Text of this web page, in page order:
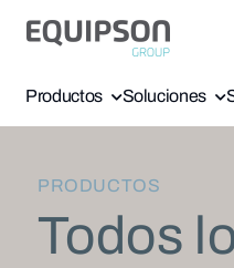
Productos Soluciones
PRODUCTOS
Todos